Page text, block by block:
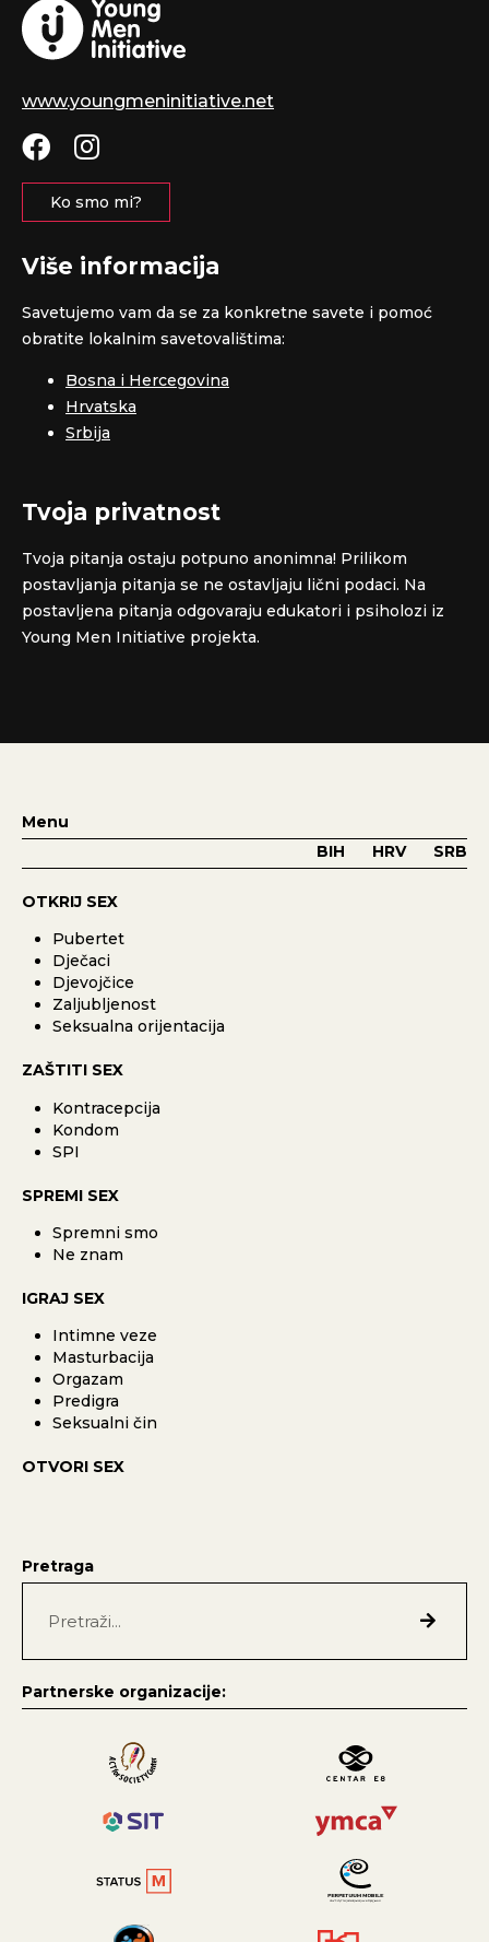
www.youngmeninitiative.net
Ko smo mi?
Više informacija
Savetujemo vam da se za konkretne savete i pomoć
obratite lokalnim savetovalištima:
Bosna i Hercegovina
Hrvatska
Srbija
Tvoja privatnost
Tvoja pitanja ostaju potpuno anonimna! Prilikom
postavljanja pitanja se ne ostavljaju lični podaci. Na
postavljena pitanja odgovaraju edukatori i psiholozi iz
Young Men Initiative projekta.
Menu
BIH
HRV SRB
OTKRIJ SEX
Pubertet
Dječaci
Djevojčice
Zaljubljenost
Seksualna orijentacija
ZAŠTITI SEX
Kontracepcija
Kondom
SPI
SPREMI SEX
Spremni smo
Ne znam
IGRAJ SEX
Intimne veze
Masturbacija
Orgazam
Predigra
Seksualni čin
OTVORI SEX
Pretraga
Partnerske organizacije: